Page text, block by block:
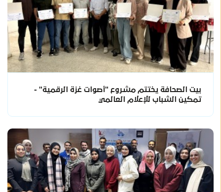
بيت الصحافة يختتم مشروع "أصوات غزة الرقمية" -
تمكين الشباب للإعلام العالمي